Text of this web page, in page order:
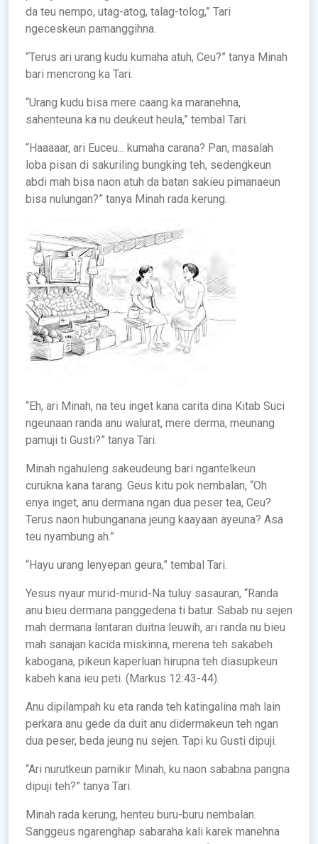
da teu nempo, utag-atog, talag-tolog,” Tari
ngeceskeun pamanggihna.
“Terus ari urang kudu kumaha atuh, Ceu?” tanya Minah
bari mencrong ka Tari.
“Urang kudu bisa mere caang ka maranehna,
sahenteuna ka nu deukeut heula,” tembal Tari.
“Haaaaar, ari Euceu... kumaha carana? Pan, masalah
loba pisan di sakuriling bungking teh, sedengkeun
abdi mah bisa naon atuh da batan sakieu pimanaeun
bisa nulungan?” tanya Minah rada kerung.
“Eh, ari Minah, na teu inget kana carita dina Kitab Suci
ngeunaan randa anu walurat, mere derma, meunang
pamuji ti Gusti?” tanya Tari.
Minah ngahuleng sakeudeung bari ngantelkeun
curukna kana tarang. Geus kitu pok nembalan, “Oh
enya inget, anu dermana ngan dua peser tea, Ceu?
Terus naon hubunganana jeung kaayaan ayeuna? Asa
teu nyambung ah.”
“Hayu urang lenyepan geura,” tembal Tari.
Yesus nyaur murid-murid-Na tuluy sasauran, “Randa
anu bieu dermana panggedena ti batur. Sabab nu sejen
mah dermana lantaran duitna leuwih, ari randa nu bieu
mah sanajan kacida miskinna, merena teh sakabeh
kabogana, pikeun kaperluan hirupna teh diasupkeun
kabeh kana ieu peti. (Markus 12:43-44).
Anu dipilampah ku eta randa teh katingalina mah lain
perkara anu gede da duit anu didermakeun teh ngan
dua peser, beda jeung nu sejen. Tapi ku Gusti dipuji.
“Ari nurutkeun pamikir Minah, ku naon sababna pangna
dipuji teh?” tanya Tari.
Minah rada kerung, henteu buru-buru nembalan.
Sanggeus ngarenghap sabaraha kali karek manehna